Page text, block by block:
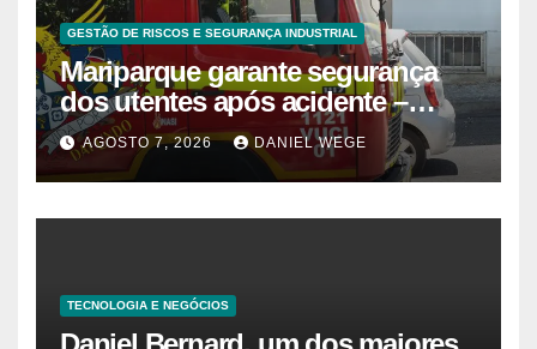
GESTÃO DE RISCOS E SEGURANÇA INDUSTRIAL
Mariparque garante segurança
dos utentes após acidente –
Observador
AGOSTO 7, 2026 DANIEL WEGE
TECNOLOGIA E NEGÓCIOS